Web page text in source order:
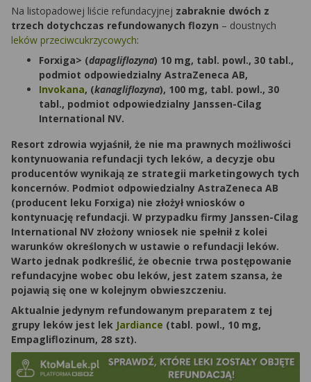
Na listopadowej liście refundacyjnej zabraknie dwóch z
trzech dotychczas refundowanych flozyn – doustnych
leków przeciwcukrzycowych:
Forxiga> (dapagliflozyna) 10 mg, tabl. powl., 30 tabl.,
podmiot odpowiedzialny AstraZeneca AB,
Invokana, (kanagliflozyna), 100 mg, tabl. powl., 30
tabl., podmiot odpowiedzialny Janssen-Cilag
International NV.
Resort zdrowia wyjaśnił, że nie ma prawnych możliwości
kontynuowania refundacji tych leków, a decyzje obu
producentów wynikają ze strategii marketingowych tych
koncernów. Podmiot odpowiedzialny AstraZeneca AB
(producent leku Forxiga) nie złożył wniosków o
kontynuację refundacji. W przypadku firmy Janssen-Cilag
International NV złożony wniosek nie spełnił z kolei
warunków określonych w ustawie o refundacji leków.
Warto jednak podkreślić, że obecnie trwa postępowanie
refundacyjne wobec obu leków, jest zatem szansa, że
pojawią się one w kolejnym obwieszczeniu.
Aktualnie jedynym refundowanym preparatem z tej
grupy leków jest lek Jardiance (tabl. powl., 10 mg,
Empagliflozinum, 28 szt).